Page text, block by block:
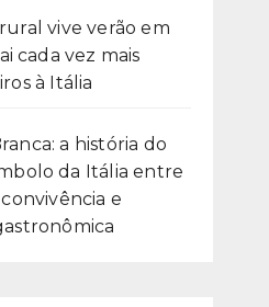
vive verão em
cada vez mais
à Itália
a história do
da Itália entre
e